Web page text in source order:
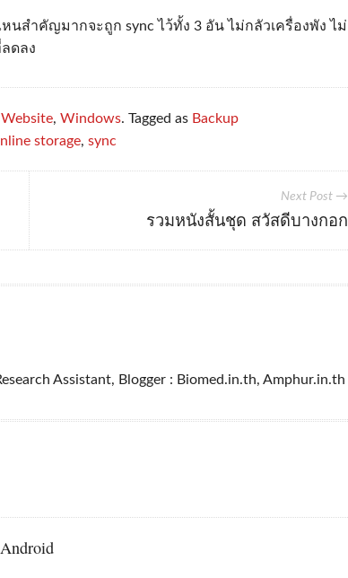
นสำคัญมากจะถูก sync ไว้ทั้ง 3 อัน ไม่กลัวเครื่องพัง ไม่
ดลง
Website,Windows. Tagged as Backup
storage,sync
Next Post →
รวมหนังสั้นชุด สวัสดีบางกอก
Assistant, Blogger : Biomed.in.th, Amphur.in.th